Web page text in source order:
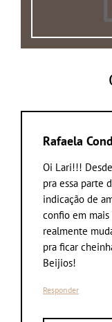
Rafaela
Oi Lari!!!
pra essa parte
indicação de
confio em
realmente
pra ficar
Beijios!
Responder